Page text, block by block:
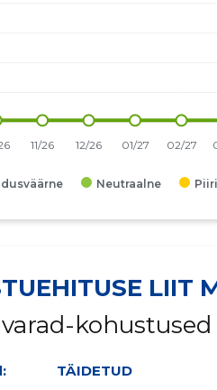
Neutraalne
LIIT
kohustused
TÄIDETUD